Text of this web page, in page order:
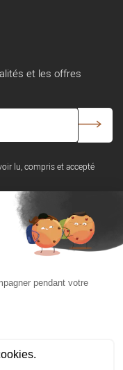
et les offres
lu, compris et accepté